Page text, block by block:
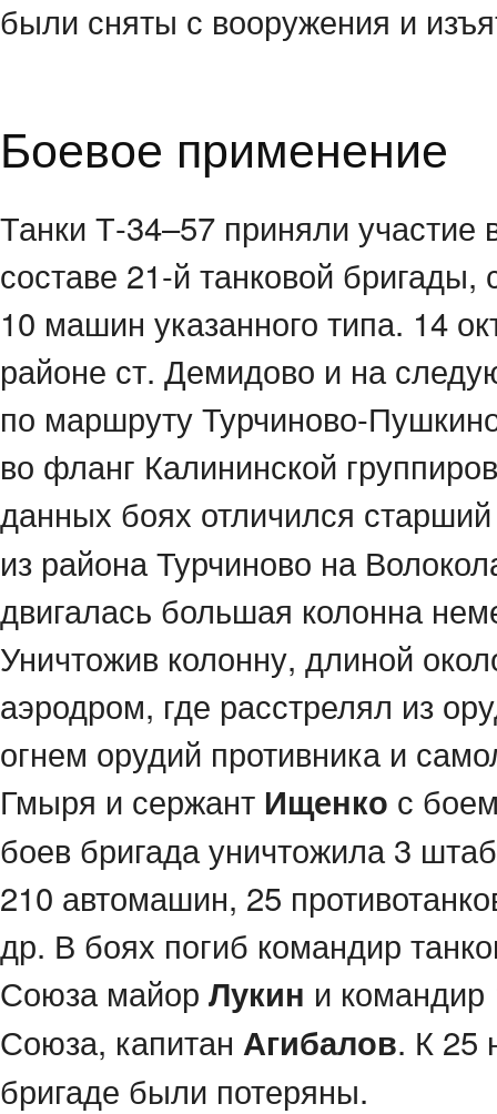
были сняты с вооружения и
Боевое применение
Танки Т-34–57 приняли участие
составе 21-й танковой
10 машин указанного типа. 14
районе ст. Демидово и на
по маршрутуТурчиново-
во фланг Калининской
данных боях отличился
из района Турчиново на
двигалась большая колонна
Уничтожив колонну, длиной
аэродром, где расстрелял из
огнем орудий противника и
Гмыря и сержант Ищенко с
боев бригада уничтожила 3
210 автомашин, 25
др. В боях погиб командир
Союза майор Лукин и командир
Союза, капитан Агибалов. К 25
бригаде были потеряны.